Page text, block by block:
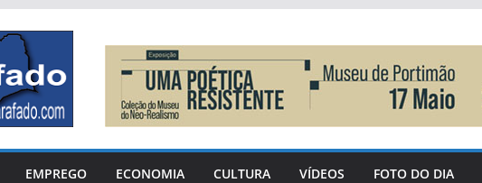
EMPREGO ECONOMIA CULTURA VÍDEOS FOTO DO DIA